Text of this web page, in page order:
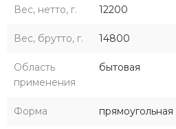
Вес, нетто, г. 12200
Вес, брутто, г. 14800
Область
применения
бытовая
Форма прямоугольная